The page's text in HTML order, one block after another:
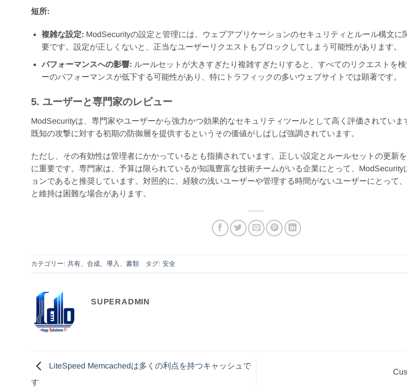
短所:
複雑な設定: ModSecurityの設定と管理には、ウェブアプリケーションのセキュリティとルール構文に
要です。設定が正しくないと、正当なユーザーリクエストもブロックしてしまう可能性があります。
パフォーマンスへの影響: ルールセットが大きすぎたり複雑すぎたりすると、すべてのリクエストを
ーのパフォーマンスが低下する可能性があり、特にトラフィックの多いウェブサイトでは顕著です。
5. ユーザーと専門家のレビュー
ModSecurityは、専門家やユーザーから強力かつ効果的なセキュリティツールとして高く評価されていま
既知の攻撃に対する初期の防御層を提供するというその価値がしばしば強調されています。
ただし、その有効性は管理者にかかっているとも指摘されています。正しい設定とルールセットの更新
に重要です。専門家は、予算は限られているが知識豊富な技術チームがいる企業にとって、ModSecurity
ョンであると推奨しています。対照的に、経験の浅いユーザーや管理する時間がないユーザーにとって
と維持は困難な場合があります。
カテゴリー: 共有 合成 導入 書類 タグ: 安全
SUPERADMIN
LiteSpeed Memcachedは多くの利点を持つキャッシュで
す